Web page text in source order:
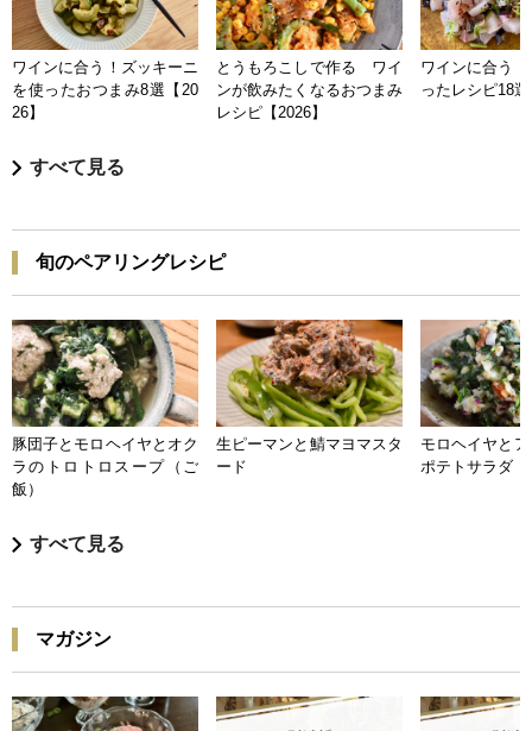
ワインに合う！ズッキーニ
を使ったおつまみ8選【20
26】
とうもろこしで作る ワイ
ンが飲みたくなるおつまみ
レシピ【2026】
ワインに合う
ったレシピ18
すべて見る
旬のペアリングレシピ
豚団子とモロヘイヤとオク
ラのトロトロスープ（ご
飯）
生ピーマンと鯖マヨマスタ
ード
モロヘイヤと
ポテトサラダ
すべて見る
マガジン